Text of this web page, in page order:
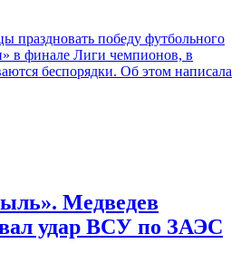
праздновать победу футбольного
в финале Лиги чемпионов, в
беспорядки. Об этом написала
Медведев
удар ВСУ по ЗАЭС